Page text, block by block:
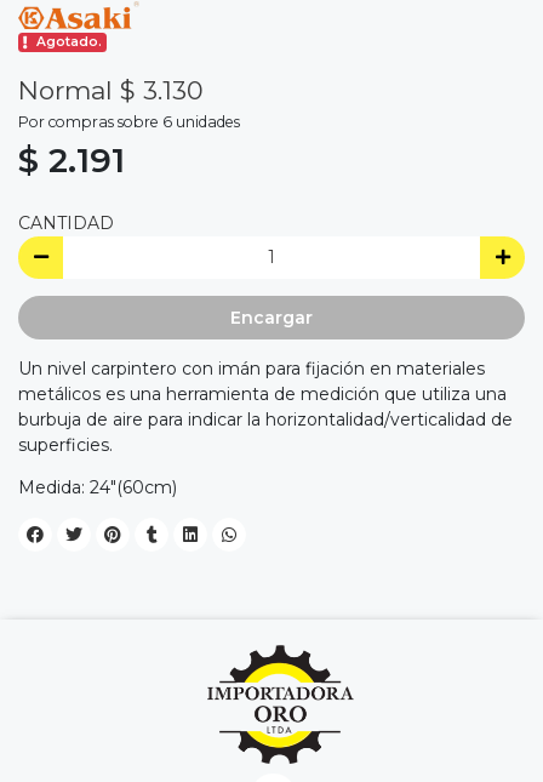
Agotado.
Normal $ 3.130
Por compras sobre 6 unidades
$ 2.191
CANTIDAD
Encargar
Un nivel carpintero con imán para fijación en materiales
metálicos es una herramienta de medición que utiliza una
burbuja de aire para indicar la horizontalidad/verticalidad de
superficies.
Medida: 24"(60cm)